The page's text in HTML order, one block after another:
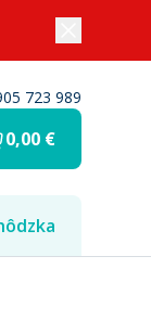
723 989
0,00 €